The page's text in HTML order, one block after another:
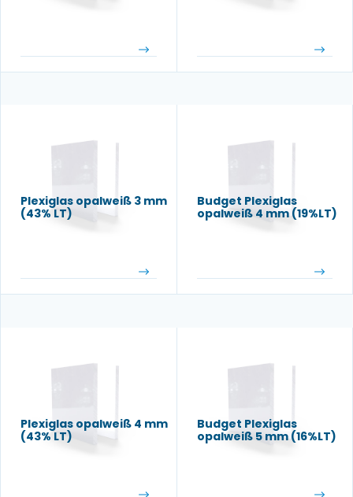
Plexiglas opalweiß 3 mm
(43% LT)
Budget Plexiglas
opalweiß 4 mm (19%LT)
Plexiglas opalweiß 4 mm
(43% LT)
Budget Plexiglas
opalweiß 5 mm (16%LT)